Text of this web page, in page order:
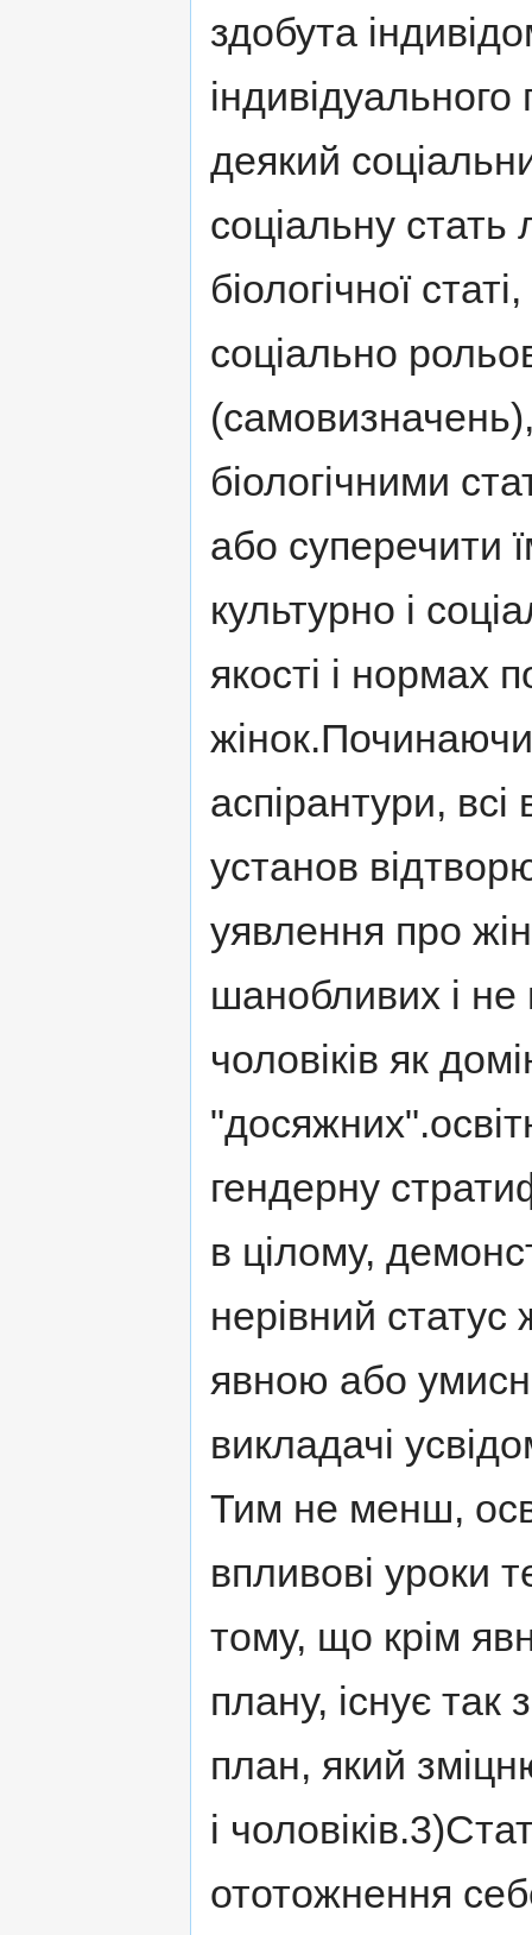
здобута
деякий
соціальну стать
біологічної
соціально
(самовизначень),
біологічними
або суперечити
культурно і
якості і нормах
аспірантури, всі
установ
уявлення про
шанобливих і не
чоловіків як
гендерну
в цілому,
нерівний статус
явною або
викладачі
Тим не менш,
впливові уроки
тому, що крім
плану, існує
план, який
і
ототожнення